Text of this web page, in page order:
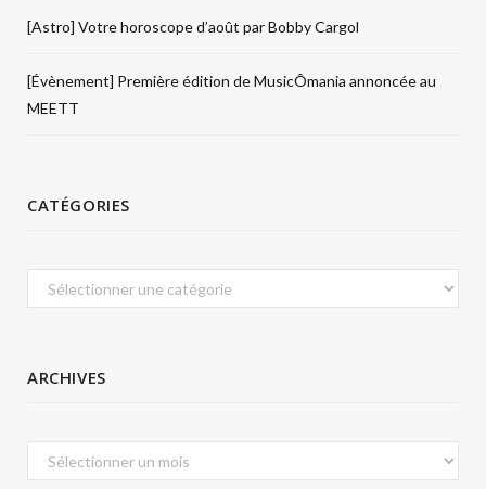
[Astro] Votre horoscope d’août par Bobby Cargol
[Évènement] Première édition de MusicÔmania annoncée au
MEETT
CATÉGORIES
Catégories
ARCHIVES
Archives